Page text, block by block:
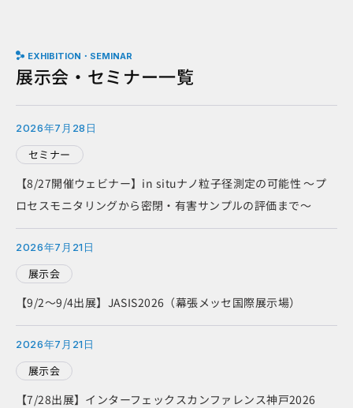
EXHIBITION・SEMINAR
展示会・セミナー一覧
2026年7月28日
セミナー
【8/27開催ウェビナー】in situナノ粒子径測定の可能性 ～プ
ロセスモニタリングから密閉・有害サンプルの評価まで～
2026年7月21日
展示会
【9/2～9/4出展】JASIS2026（幕張メッセ国際展示場）
2026年7月21日
展示会
【7/28出展】インターフェックスカンファレンス神戸2026